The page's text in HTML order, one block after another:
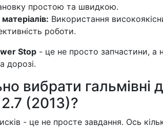
простою та швидкою.
Використання
роботи.
Stop - це не просто запчастини, а
дорозі.
вибрати гальмівні
(2013)?
- це не просте завдання. Ось